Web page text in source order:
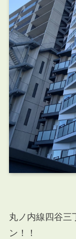
丸ノ内線四谷三
ン！！